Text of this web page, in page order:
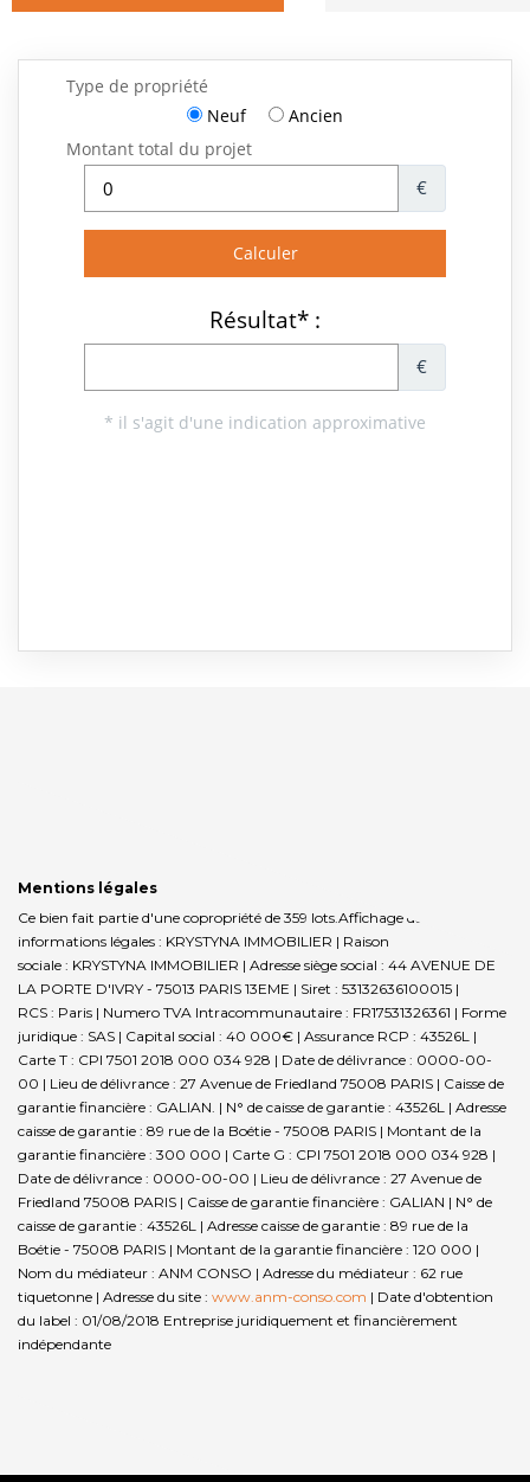
Mentions légales
Ce bien fait partie d'une copropriété de 359 lots.Affichage des
informations légales : KRYSTYNA IMMOBILIER | Raison
sociale : KRYSTYNA IMMOBILIER | Adresse siège social : 44 AVENUE DE
LA PORTE D'IVRY - 75013 PARIS 13EME | Siret : 53132636100015 |
RCS : Paris | Numero TVA Intracommunautaire : FR17531326361 | Forme
juridique : SAS | Capital social : 40 000€ | Assurance RCP : 43526L |
Carte T : CPI 7501 2018 000 034 928 | Date de délivrance : 0000-00-
00 | Lieu de délivrance : 27 Avenue de Friedland 75008 PARIS | Caisse de
garantie financière : GALIAN. | N° de caisse de garantie : 43526L | Adresse
caisse de garantie : 89 rue de la Boétie - 75008 PARIS | Montant de la
garantie financière : 300 000 | Carte G : CPI 7501 2018 000 034 928 |
Date de délivrance : 0000-00-00 | Lieu de délivrance : 27 Avenue de
Friedland 75008 PARIS | Caisse de garantie financière : GALIAN | N° de
caisse de garantie : 43526L | Adresse caisse de garantie : 89 rue de la
Boétie - 75008 PARIS | Montant de la garantie financière : 120 000 |
Nom du médiateur : ANM CONSO | Adresse du médiateur : 62 rue
tiquetonne | Adresse du site : www.anm-conso.com | Date d'obtention
du label : 01/08/2018 Entreprise juridiquement et financièrement
indépendante